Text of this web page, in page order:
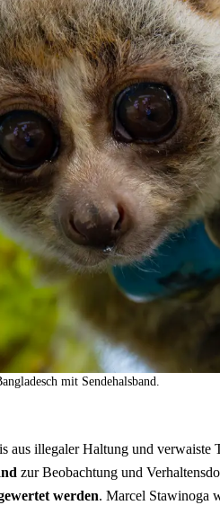
mit Sendehalsband.
aus illegaler Haltung und
zur Beobachtung und
werden. Marcel Stawinoga